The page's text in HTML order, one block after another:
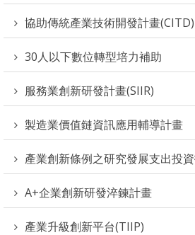
協助傳統產業技術開發計畫(CITD)
30人以下數位轉型培力補助
服務業創新研發計畫(SIIR)
製造業價值鏈資訊應用輔導計畫
產業創新條例之研究發展支出投
A+企業創新研發淬鍊計畫
產業升級創新平台(TIIP)